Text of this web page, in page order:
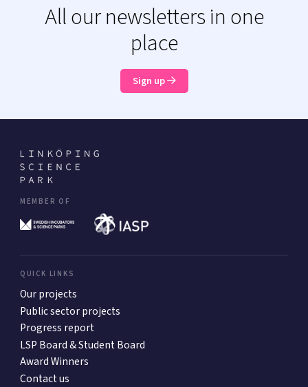
All our newsletters in one
place
Sign up
MEMBER OF
QUICK LINKS
Our projects
Public sector projects
Progress report
LSP Board & Student Board
Award Winners
Contact us